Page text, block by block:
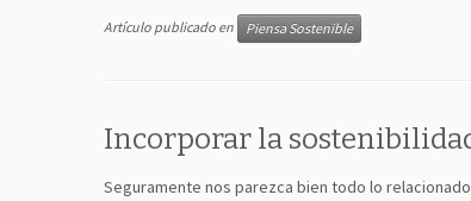
Artículo publicado en Piensa Sostenible
Incorporar la
Seguramente nos parezca bien todo lo